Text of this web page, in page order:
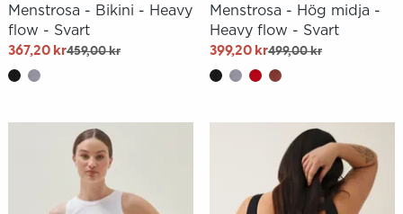
Menstrosa - Bikini - Heavy
flow - Svart
367,20 kr459,00 kr
Menstrosa - Hög midja -
Heavy flow - Svart
399,20 kr499,00 kr